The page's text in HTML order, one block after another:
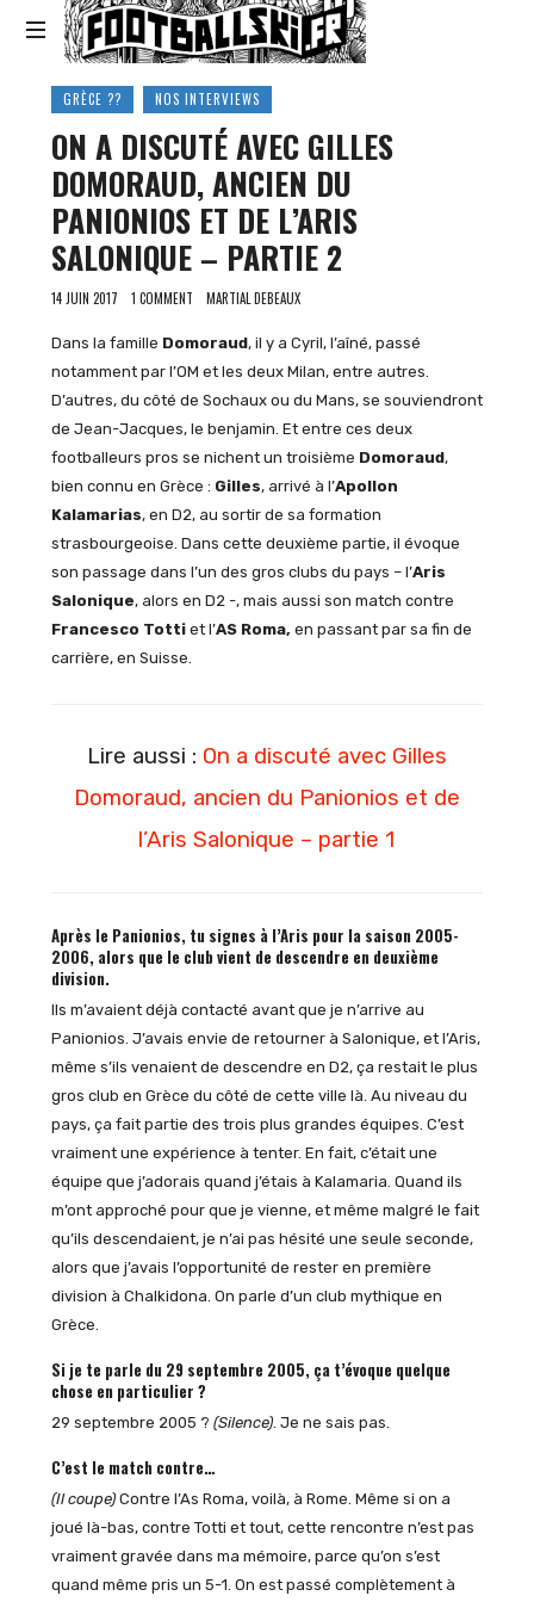
Footballski
Le
football
d'Europe
centrale
et
d'Europe
l'Est
GRÈCE ?? NOS INTERVIEWS
ON A DISCUTÉ AVEC GILLES
DOMORAUD, ANCIEN DU
PANIONIOS ET DE L’ARIS
SALONIQUE – PARTIE 2
14 JUIN 2017 1 COMMENT MARTIAL DEBEAUX
Dans la famille Domoraud, il y a Cyril, l’aîné, passé
notamment par l’OM et les deux Milan, entre autres.
D’autres, du côté de Sochaux ou du Mans, se souviendront
de Jean-Jacques, le benjamin. Et entre ces deux
footballeurs pros se nichent un troisième Domoraud,
bien connu en Grèce : Gilles, arrivé à l’Apollon
Kalamarias, en D2, au sortir de sa formation
strasbourgeoise. Dans cette deuxième partie, il évoque
son passage dans l’un des gros clubs du pays – l’Aris
Salonique, alors en D2 -, mais aussi son match contre
Francesco Tottiet l’AS Roma, en passant par sa fin de
carrière, en Suisse.
Lire aussi : On a discuté avec Gilles
Domoraud, ancien du Panionios et de
l’Aris Salonique – partie 1
Après le Panionios, tu signes à l’Aris pour la saison 2005-
2006, alors que le club vient de descendre en deuxième
division.
Ils m’avaient déjà contacté avant que je n’arrive au
Panionios. J’avais envie de retourner à Salonique, et l’Aris,
même s’ils venaient de descendre en D2, ça restait le plus
gros club en Grèce du côté de cette ville là. Au niveau du
pays, ça fait partie des trois plus grandes équipes. C’est
vraiment une expérience à tenter. En fait, c’était une
équipe que j’adorais quand j’étais à Kalamaria. Quand ils
m’ont approché pour que je vienne, et même malgré le fait
qu’ils descendaient, je n’ai pas hésité une seule seconde,
alors que j’avais l’opportunité de rester en première
division à Chalkidona. On parle d’un club mythique en
Grèce.
Si je te parle du 29 septembre 2005, ça t’évoque quelque
chose en particulier ?
29 septembre 2005 ? (Silence). Je ne sais pas.
C’est le match contre…
(Il coupe)Contre l’As Roma, voilà, à Rome. Même si on a
joué là-bas, contre Totti et tout, cette rencontre n’est pas
vraiment gravée dans ma mémoire, parce qu’on s’est
quand même pris un 5-1. On est passé complètement à